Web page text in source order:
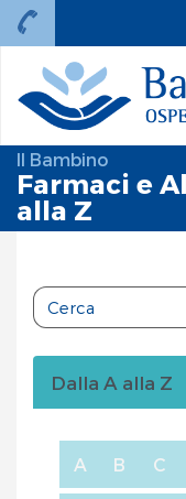
Il Bambino
Farmaci e
alla Z
Dalla A alla Z
A B C